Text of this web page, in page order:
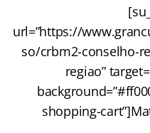
url=”https://
so/crbm2-conselho-
regiao”
shopping-